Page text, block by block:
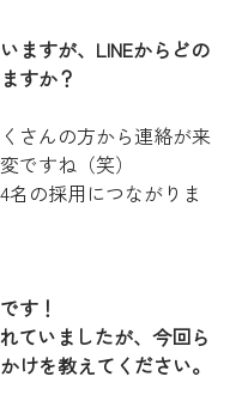
ますが、LINEからどの
すか？
さんの方から連絡が来
ですね（笑）
名の採用につながりま
す！
ていましたが、今回ら
けを教えてください。